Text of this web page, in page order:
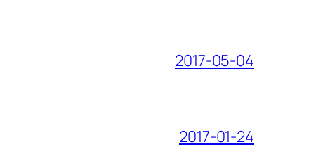
2017-05-04
2017-01-24